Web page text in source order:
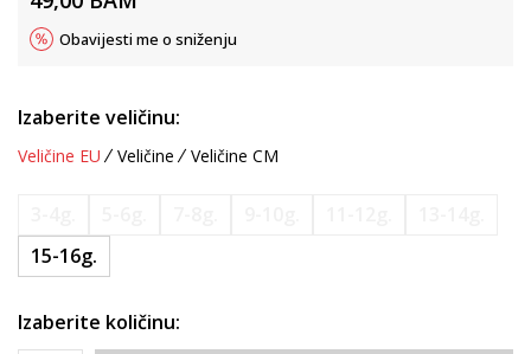
Obavijesti me o sniženju
Izaberite veličinu:
Veličine EU Veličine Veličine CM
15-16g.
Izaberite količinu: